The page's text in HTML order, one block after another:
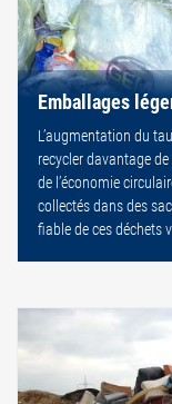
Emballages
L’augmentation du
recycler davantage
de l’économie
collectés dans des
fiable de ces déchets